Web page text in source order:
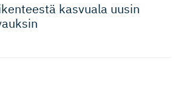
kasvuala uusin